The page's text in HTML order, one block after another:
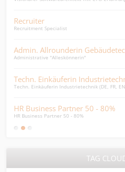
Recruiter
Recruitment Specialist
Admin. Allrounderin
Administrative "Alleskönnerin"
Techn. Einkäuferin
Techn. Einkäuferin Industrietechnik (DE, FR,
HR Business Partner 50 - 80%
HR Business Partner 50 - 80%
TAG